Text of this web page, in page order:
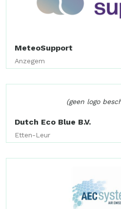
MeteoSupport
Anzegem
(geen logo
Dutch Eco Blue B.V.
Etten-Leur